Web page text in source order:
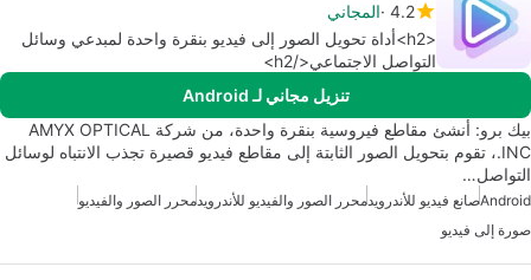
4.2 المجاني
<h2>أداة تحويل الصور إلى فيديو بنقرة واحدة لمبدعي وسائل
التواصل الاجتماعي</h2>
تنزيل مجاني لـ Android
بيك برو: أنشئ مقاطع فيروسية بنقرة واحدة، من شركة AMYX OPTICAL
INC.، تقوم بتحويل الصور الثابتة إلى مقاطع فيديو قصيرة تجذب الانتباه لوسائل
التواصل…
Androidصانع فيديو للأندرويدمحرر الصور والفيديو للأندرويدمحرر الصور والفيديو
صورة إلى فيديو